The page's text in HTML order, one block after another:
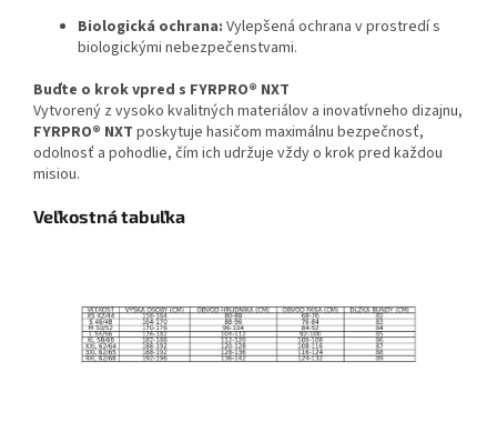
Biologická ochrana: Vylepšená ochrana v prostredí s
biologickými nebezpečenstvami.
Buďte o krok vpred s FYRPRO® NXT
Vytvorený z vysoko kvalitných materiálov a inovatívneho dizajnu,
FYRPRO® NXT poskytuje hasičom maximálnu bezpečnosť,
odolnosť a pohodlie, čím ich udržuje vždy o krok pred každou
misiou.
Veľkostná tabuľka